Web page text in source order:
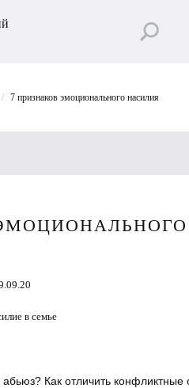
/ 7 признаков эмоционального насилия
в семье
Как отличить конфликтные